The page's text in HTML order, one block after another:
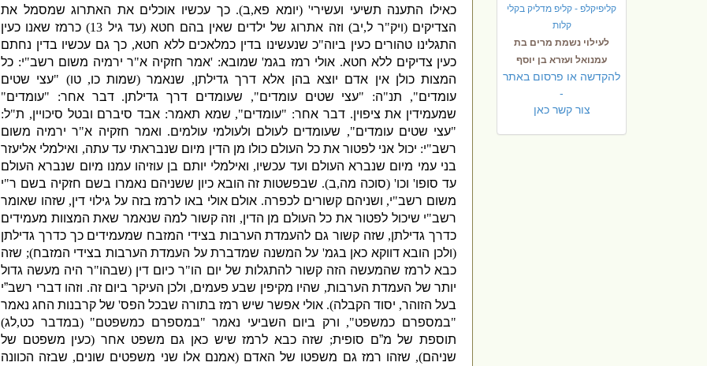
קליפיקלפ - קליפ מדליק בקלי
קלות
לעילוי נשמת מרים בת
עמנואל ועזרא בן יוסף
להקדשה או פרסום באתר
-
צור קשר כאן
כאילו התענה תשיעי ועשירי' (יומא פא,ב).כך עכשיו אוכלים את האתרוג שמסמל את
הצדיקים(ויק"ר ל,יב) וזה אתרוג של ילדים שאין בהם חטא(עד גיל 13)
כרמז שאנו כעין
התגלינו טהורים כעין ביוה"כ שנעשינו בדין כמלאכים ללא חטא, כך גם עכשיו בדין נחתם
כעין צדיקים ללא חטא. אולי רמז בגמ' שמובא: 'אמר חזקיה א"ר ירמיה משום רשב"י: כל
המצות כולן אין אדם יוצא בהן אלא דרך גדילתן, שנאמר (שמות כו,טו) "עצי שטים
עומדים", תנ"ה: "עצי שטים עומדים", שעומדים דרך גדילתן.דבר אחר: "עומדים"
שמעמידין את ציפוין.דבר אחר: "עומדים", שמא תאמר: אבד סיברם ובטל סיכויין, ת"ל:
"עצי שטים עומדים", שעומדים לעולם ולעולמי עולמים. ואמר חזקיה א"ר ירמיה משום
רשב"י: יכול אני לפטור את כל העולם כולו מן הדין מיום שנבראתי עד עתה, ואילמלי אליעזר
בני עמי מיום שנברא העולם ועד עכשיו, ואילמלי יותם בן עוזיהו עמנו מיום שנברא העולם
עד סופו' וכו' (סוכה מה,ב). שבפשטות זה הובא כיון ששניהם נאמרו בשם חזקיה בשם ר"י
משום רשב"י, ושניהם קשורים לכפרה. אולם אולי באו לרמז בזה על גילוי דין, שזהו שאומר
רשב"י שיכול לפטור את כל העולם מן הדין, וזה קשור למה שנאמר שאת המצוות מעמידים
כדרך גדילתן, שזה קשור גם להעמדת הערבות בצידי המזבח שמעמידים כך כדרך גדילתן
(ולכן הובא דווקא כאן בגמ' על המשנה שמדברת על העמדת הערבות בצידי המזבח); שזה
כבא לרמז שהמעשה הזה קשור להתגלות של יום הו"ר כיום דין (שבהו"ר היה מעשה גדול
יותר של העמדת הערבות, שהיו מקיפין שבע פעמים, ולכן העיקר ביום זה. וזהו דברי רשב”י
בעל הזוהר, יסוד הקבלה). אולי אפשר שיש רמז בתורה שבכל הפס' של קרבנות החג נאמר
"במספרם כמשפט", ורק ביום השביעי נאמר "במספרם כמשפטם" (במדבר כט,לג)
תוספת של מ”ם סופית; שזה כבא לרמז שיש כאן גם משפט אחר (כעין משפטם של
שניהם), שזהו רמז גם משפטו של האדם(אמנם אלו שני משפטים שונים, שבזה הכוונה